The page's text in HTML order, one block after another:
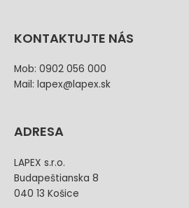
KONTAKTUJTE NÁS
Mob: 0902 056 000
Mail: lapex@lapex.sk
ADRESA
LAPEX s.r.o.
Budapeštianska 8
040 13 Košice